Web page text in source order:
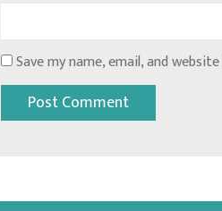
Save my name, email, and